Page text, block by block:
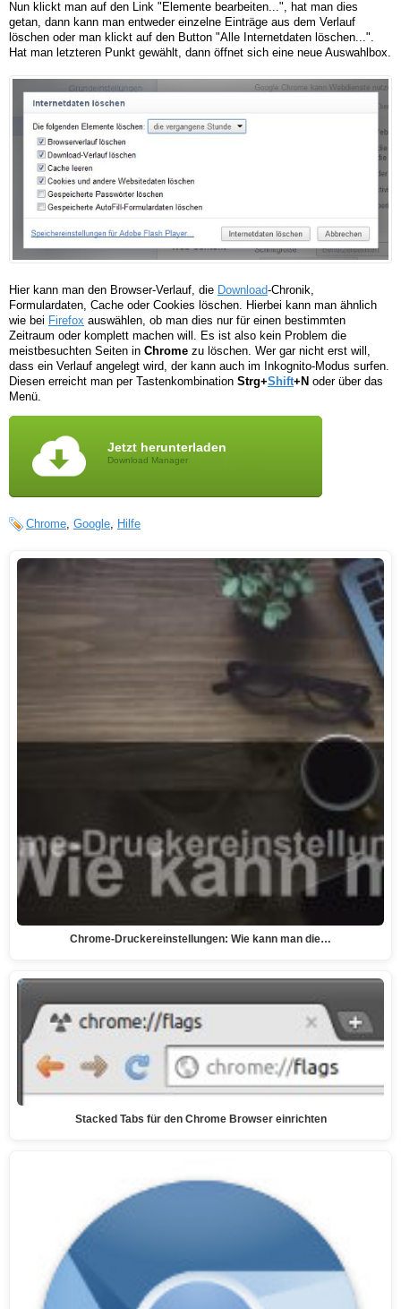
Nun klickt man auf den Link "Elemente bearbeiten...", hat man dies
getan, dann kann man entweder einzelne Einträge aus dem Verlauf
löschen oder man klickt auf den Button "Alle Internetdaten löschen...".
Hat man letzteren Punkt gewählt, dann öffnet sich eine neue Auswahlbox.
Hier kann man den Browser-Verlauf, die Download-Chronik,
Formulardaten, Cache oder Cookies löschen. Hierbei kann man ähnlich
wie bei Firefox auswählen, ob man dies nur für einen bestimmten
Zeitraum oder komplett machen will. Es ist also kein Problem die
meistbesuchten Seiten in Chrome zu löschen. Wer gar nicht erst will,
dass ein Verlauf angelegt wird, der kann auch im Inkognito-Modus surfen.
Diesen erreicht man per Tastenkombination Strg+Shift+N oder über das
Menü.
Jetzt herunterladen
Download Manager
Chrome Google Hilfe
Chrome-Druckereinstellungen: Wie kann man die…
Stacked Tabs für den Chrome Browser einrichten